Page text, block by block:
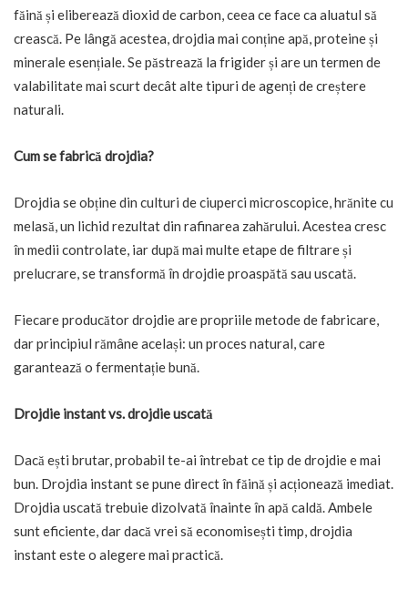
făină și eliberează dioxid de carbon, ceea ce face ca aluatul să
crească. Pe lângă acestea, drojdia mai conține apă, proteine și
minerale esențiale. Se păstrează la frigider și are un termen de
valabilitate mai scurt decât alte tipuri de agenți de creștere
naturali.
Cum se fabrică drojdia?
Drojdia se obține din culturi de ciuperci microscopice, hrănite cu
melasă, un lichid rezultat din rafinarea zahărului. Acestea cresc
în medii controlate, iar după mai multe etape de filtrare și
prelucrare, se transformă în drojdie proaspătă sau uscată.
Fiecare producător drojdie are propriile metode de fabricare,
dar principiul rămâne același: un proces natural, care
garantează o fermentație bună.
Drojdie instant vs. drojdie uscată
Dacă ești brutar, probabil te-ai întrebat ce tip de drojdie e mai
bun. Drojdia instant se pune direct în făină și acționează imediat.
Drojdia uscată trebuie dizolvată înainte în apă caldă. Ambele
sunt eficiente, dar dacă vrei să economisești timp, drojdia
instant este o alegere mai practică.